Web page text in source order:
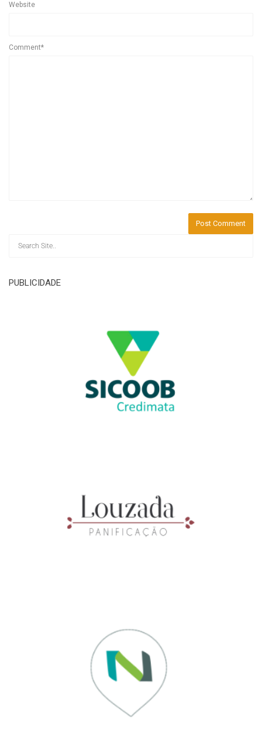
Website
Comment*
PUBLICIDADE